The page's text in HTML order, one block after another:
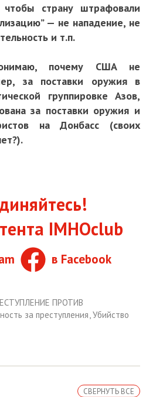
страну штрафовали
— не нападение, не
и т.п.
почему США не
за поставки оружия в
группировке Азов,
за поставки оружия и
на Донбасс (своих
IMHOclub
в Facebook
ПРОТИВ
за преступления Убийство
СВЕРНУТЬ ВСЕ